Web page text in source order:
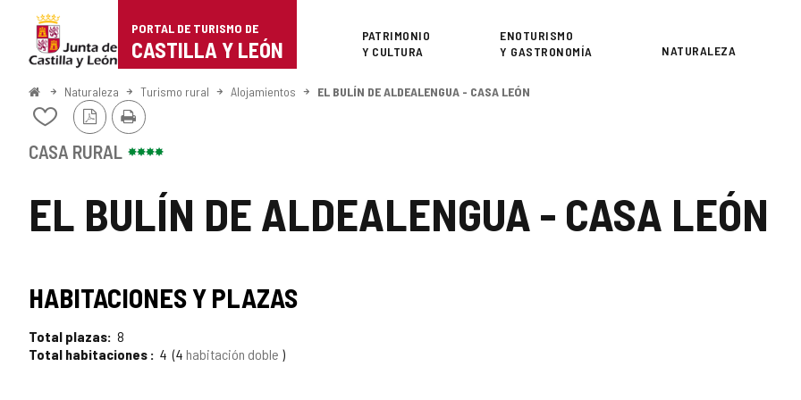
Portal
de
Turismo
Castilla
León
PORTAL DE TURISMO DE
CASTILLA Y LEÓN
Superior
PATRIMONIO
Y CULTURA
ENOTURISMO
Y GASTRONOMÍA
NATURALEZA
InicioNaturaleza Turismo rural Alojamientos EL BULÍN DE ALDEALENGUA - CASA LEÓN
EL BULÍN DE ALDEALENGUA - CASA LEÓN
Añadir/quitar
mis
Versión
PDF
Imprimir
CASA RURAL
HABITACIONES Y PLAZAS
Total plazas 8
Total habitaciones
4 4 habitación doble